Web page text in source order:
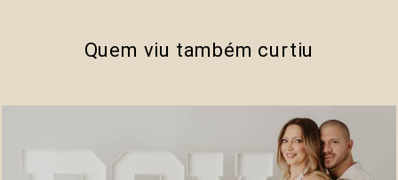
Quem viu também curtiu